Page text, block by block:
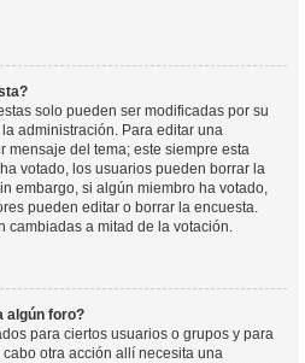
solo pueden ser modificadas por su
administración. Para editar una
mensaje del tema; este siempre esta
votado, los usuarios pueden borrar la
embargo, si algún miembro ha votado,
pueden editar o borrar la encuesta.
cambiadas a mitad de la votación.
algún foro?
para ciertos usuarios o grupos y para
otra acción allí necesita una